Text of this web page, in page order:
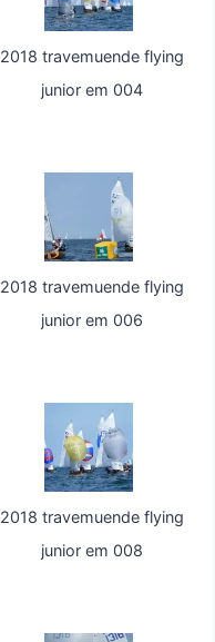
2018 travemuende flying
junior em 004
2018 travemuende flying
junior em 006
2018 travemuende flying
junior em 008